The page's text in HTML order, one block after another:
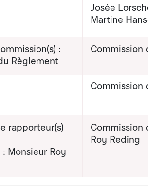
Josée
Martine
:
Règlement
Commission
Commission
rapporteur(s)
Monsieur Roy
Commission
Roy Reding